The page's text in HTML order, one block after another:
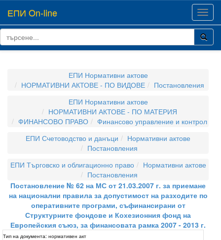
ЕПИ On-line
ЕПИ Нормативни актове
НОРМАТИВНИ АКТОВЕ - ПО ВИДОВЕ
Постановления
ЕПИ Нормативни актове
НОРМАТИВНИ АКТОВЕ - ПО МАТЕРИЯ
ФИНАНСОВО ПРАВО
Финансово управление и контрол
ЕПИ Счетоводство и данъци
Нормативни актове
Постановления
ЕПИ Търговско и облигационно право
Нормативни актове
Постановления
Постановление № 62 на МС от 21.03.2007 г. за приемане
на национални правила за допустимост на разходите по
оперативните програми, съфинансирани от
Структурните фондове и Кохезионния фонд на
Европейския съюз, за финансовата рамка 2007 - 2013 г.
Тип на документа: нормативен акт